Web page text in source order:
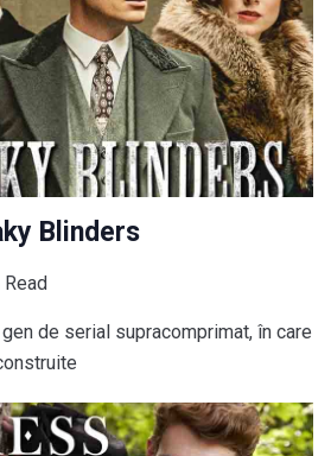
Blinders
de serial supracomprimat, în care